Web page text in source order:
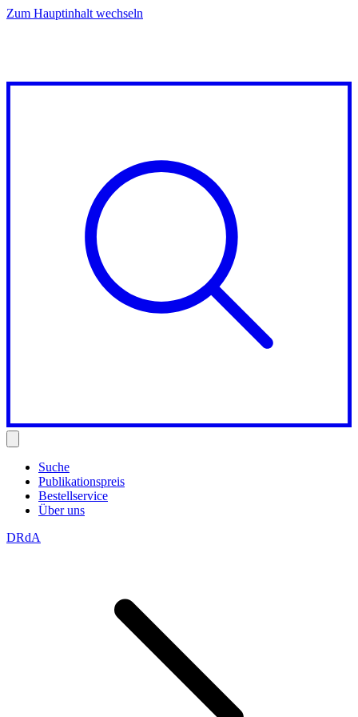
Zum Hauptinhalt wechseln
Suche
Publikationspreis
Bestellservice
Über uns
DRdA